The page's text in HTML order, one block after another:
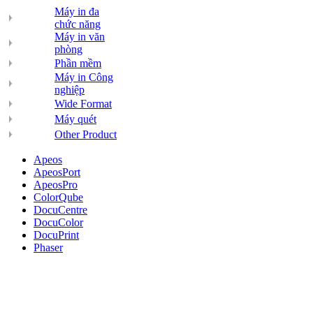
Máy in đa
chức năng
Máy in văn
phòng
Phần mềm
Máy in Công
nghiệp
Wide Format
Máy quét
Other Product
Apeos
ApeosPort
ApeosPro
ColorQube
DocuCentre
DocuColor
DocuPrint
Phaser